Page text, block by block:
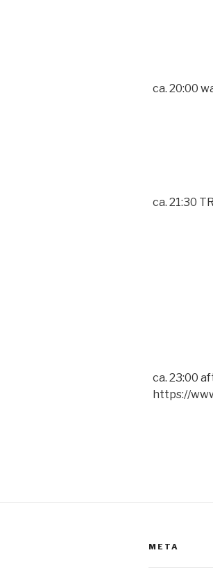
ca. 20:00
ca. 21:30
ca. 23:00
https://
META